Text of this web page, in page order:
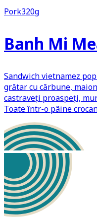
Pork320g
Banh Mi
Sandwich vietnamez
grătar cu cărbune,
castraveți proaspeți,
Toate într-o pâine